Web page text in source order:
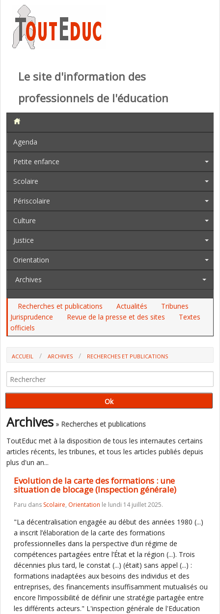
Le site d'information des
professionnels de l'éducation
Agenda
Petite enfance
Scolaire
Périscolaire
Culture
Justice
Orientation
Archives
Recherches et publications Actualités
Tribunes
Jurisprudence
Revue de la presse et des sites
Textes
officiels
ACCUEIL ARCHIVES
RECHERCHES ET PUBLICATIONS
BLOCAGE (INSPECTION GÉNÉRALE)
Archives » Recherches et publications
ToutEduc met à la disposition de tous les internautes certains
articles récents, les tribunes, et tous les articles publiés depuis
plus d'un an...
Evolution de la carte des formations : une
situation de blocage (Inspection générale)
Paru dans Scolaire, Orientation le lundi 14 juillet 2025.
"La décentralisation engagée au début des années 1980 (...)
a inscrit l’élaboration de la carte des formations
professionnelles dans la perspective d’un régime de
compétences partagées entre l’État et la région (...). Trois
décennies plus tard, le constat (...) (était) sans appel (...) :
formations inadaptées aux besoins des individus et des
entreprises, des financements insuffisamment mutualisés ou
encore l’impossibilité de définir une stratégie partagée entre
les différents acteurs." L'inspection générale de l'Education